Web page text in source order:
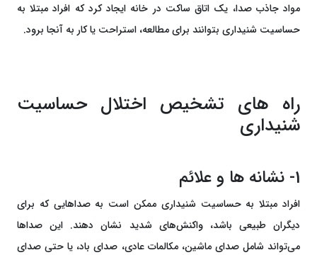
مواد جاذب صدا، یک اتاق ساکت در خانه ایجاد کرد که افراد مبتلا به
حساسیت شنیداری بتوانند برای مطالعه، استراحت یا کار به آنجا برود.
راه های تشخیص اختلال حساسیت
شنیداری
1- نشانه ها و علائم
افراد مبتلا به حساسیت شنیداری ممکن است به صداهایی که برای
دیگران طبیعی باشد، واکنش‌های شدید نشان دهند. این صداها
می‌تواند شامل صدای ماشین، مکالمات عادی، صدای باد، یا حتی صدای